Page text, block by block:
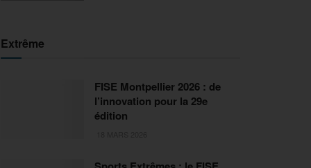
Extrême
FISE Montpellier 2026 : de
l’innovation pour la 29e
édition